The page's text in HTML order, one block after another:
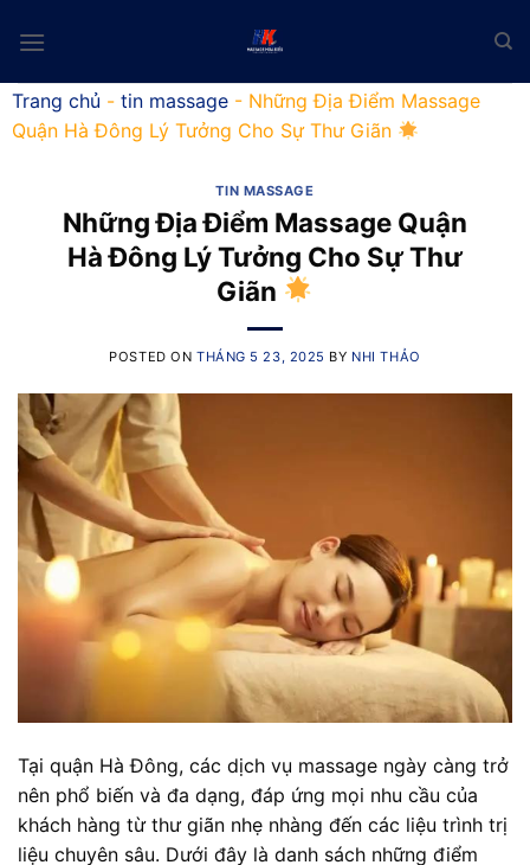
Trang chủ - tin massage - Những Địa Điểm Massage
Quận Hà Đông Lý Tưởng Cho Sự Thư Giãn
TIN MASSAGE
Những Địa Điểm Massage Quận
Hà Đông Lý Tưởng Cho Sự Thư
Giãn
POSTED ON THÁNG 5 23, 2025 BY NHI THẢO
Tại quận Hà Đông, các dịch vụ massage ngày càng trở
nên phổ biến và đa dạng, đáp ứng mọi nhu cầu của
khách hàng từ thư giãn nhẹ nhàng đến các liệu trình trị
liệu chuyên sâu. Dưới đây là danh sách những điểm